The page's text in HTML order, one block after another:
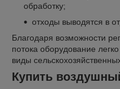
обработку;
отходы выводятся в
Благодаря возможности
потока оборудование
виды сельскохозяйственных
Купить